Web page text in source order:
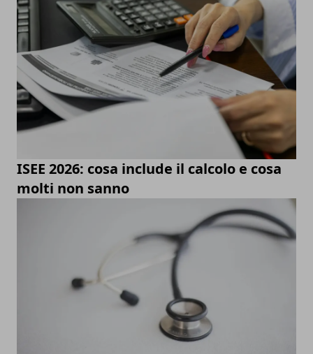
ISEE 2026: cosa include il calcolo e cosa
molti non sanno